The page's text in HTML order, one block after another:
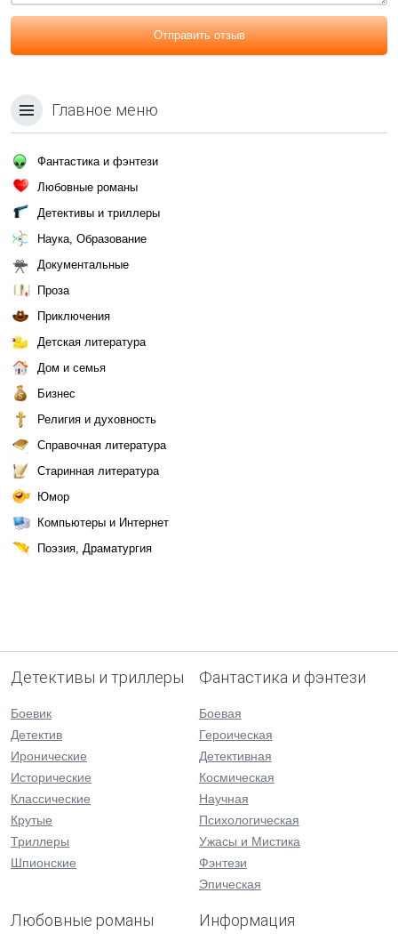
Отправить отзыв
Главное меню
Фантастика и фэнтези
Любовные романы
Детективы и триллеры
Наука, Образование
Документальные
Проза
Приключения
Детская литература
Дом и семья
Бизнес
Религия и духовность
Справочная литература
Старинная литература
Юмор
Компьютеры и Интернет
Поэзия, Драматургия
Детективы и триллеры
Боевик
Детектив
Иронические
Исторические
Классические
Крутые
Триллеры
Шпионские
Фантастика и фэнтези
Боевая
Героическая
Детективная
Космическая
Научная
Психологическая
Ужасы и Мистика
Фэнтези
Эпическая
Любовные романы Информация